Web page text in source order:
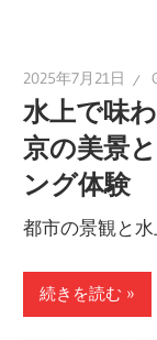
2025年7月21日
水上で味
京の美景
ング体験
都市の景観と
続きを読む